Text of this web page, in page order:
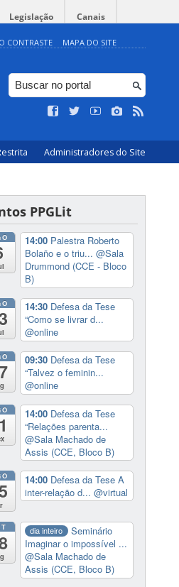
Legislação Canais
CONTRASTE MAPA DO SITE
Administradores do Site
PPGLit
14:00 Palestra Roberto
Bolaño e o triu... @Sala
Drummond (CCE - Bloco
B)
14:30 Defesa da Tese
“Como se livrar d...
@online
09:30 Defesa da Tese
“Talvez o feminin...
@online
14:00 Defesa da Tese
“Relações parenta...
@Sala Machado de
Assis (CCE, Bloco B)
14:00 Defesa da Tese A
inter-relação d... @virtual
dia inteiro
Seminário
Imaginar o impossível ...
@Sala Machado de
Assis (CCE, Bloco B)